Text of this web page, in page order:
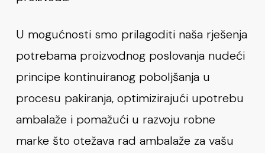
U mogućnosti smo prilagoditi naša rješenja
potrebama proizvodnog poslovanja nudeći
principe kontinuiranog poboljšanja u
procesu pakiranja, optimizirajući upotrebu
ambalaže i pomažući u razvoju robne
marke što otežava rad ambalaže za vašu